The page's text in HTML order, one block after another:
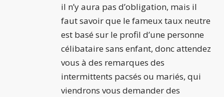
il n’y aura pas d’obligation, mais il
faut savoir que le fameux taux neutre
est basé sur le profil d’une personne
célibataire sans enfant, donc attendez
vous à des remarques des
intermittents pacsés ou mariés, qui
viendrons vous demander des